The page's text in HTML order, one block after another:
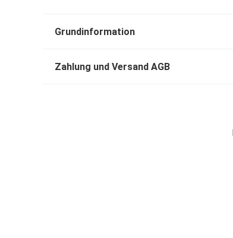
Grundinformation
Zahlung und Versand AGB